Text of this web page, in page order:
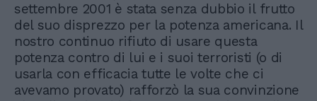
settembre 2001 è stata senza dubbio il frutto
del suo disprezzo per la potenza americana. Il
nostro continuo rifiuto di usare questa
potenza contro di lui e i suoi terroristi (o di
usarla con efficacia tutte le volte che ci
avevamo provato) rafforzò la sua convinzione